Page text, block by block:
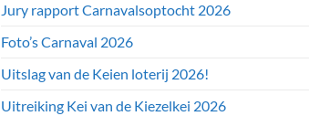
Jury rapport Carnavalsoptocht 2026
Foto’s Carnaval 2026
Uitslag van de Keien loterij 2026!
Uitreiking Kei van de Kiezelkei 2026